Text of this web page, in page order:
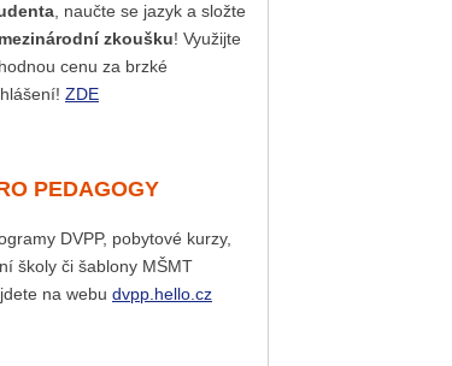
, naučte se jazyk a složte
mezinárodní zkoušku! Využijte
cenu za brzké
ZDE
PEDAGOGY
DVPP, pobytové kurzy,
školy či šablony MŠMT
na webu dvpp.hello.cz